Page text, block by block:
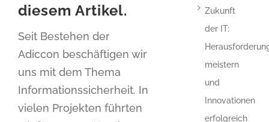
diesem Artikel.
Seit Bestehen der
Adiccon beschäftigen wir
uns mit dem Thema
Informationssicherheit. In
vielen Projekten führten
Zukunft
der IT:
meistern
und
Innovationen
erfolgreich